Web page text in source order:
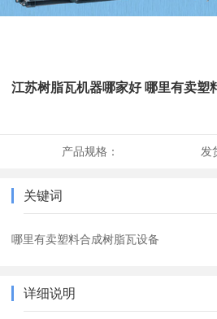
江苏树脂瓦机器哪家好 哪里有卖塑
产品规格： 发
关键词
哪里有卖塑料合成树脂瓦设备
详细说明